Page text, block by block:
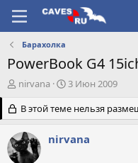
Барахолка
PowerBook G4
А
т
о
р
т
е
nirvana
Д
т
а
а
3 Июн 2009
В этой теме нельзя
nirvana